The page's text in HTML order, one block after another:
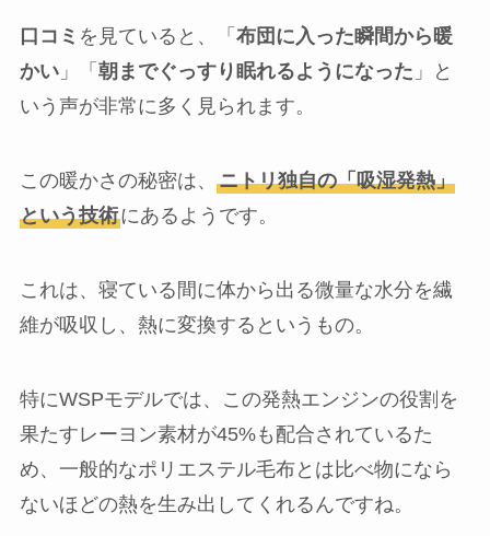
口コミ を見ていると、「 布団に入った瞬間から暖
かい」「 朝までぐっすり眠れるようになった 」と
いう声が非常に多く見られます。
この暖かさの秘密は、 ニトリ独自の「吸湿発熱」
という技術にあるようです。
これは、寝ている間に体から出る微量な水分を繊
維が吸収し、熱に変換するというもの。
特にWSPモデルでは、この発熱エンジンの役割を
果たすレーヨン素材が45%も配合されているた
め、一般的なポリエステル毛布とは比べ物になら
ないほどの熱を生み出してくれるんですね。